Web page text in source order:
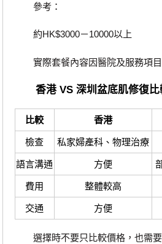
參考：
約HK$3000－10000以上
實際套餐內容因醫院及服務項目
香港 VS 深圳盆底肌修復比
比較 香港
檢查 私家婦產科、物理治療
語言溝通 方便
費用 整體較高
交通 方便
選擇時不要只比較價格，也需要